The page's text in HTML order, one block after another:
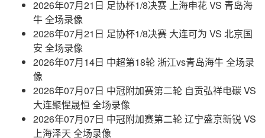
2026年07月21日 足协杯1/8决赛 上海申花 VS 青岛海
牛 全场录像
2026年07月21日 足协杯1/8决赛 大连可为 VS 北京国
安 全场录像
2026年07月14日 中超第18轮 浙江vs青岛海牛 全场录
像
2026年07月07日 中冠附加赛第二轮 自贡弘祥电碳 VS
大连聚惺晟恒 全场录像
2026年07月07日 中冠附加赛第二轮 辽宁盛京新锐 VS
上海泽天 全场录像